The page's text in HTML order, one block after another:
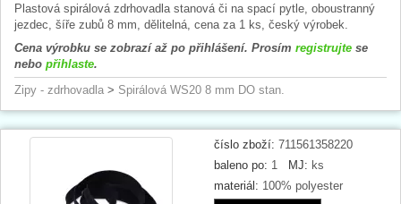
Plastová spirálová zdrhovadla stanová či na spací pytle, oboustranný
jezdec, šíře zubů 8 mm, dělitelná, cena za 1 ks, český výrobek.
Cena výrobku se zobrazí až po přihlášení. Prosím registrujte se
nebo přihlaste.
Zipy - zdrhovadla > Spirálová WS20 8 mm DO stan.
číslo zboží: 711561358220
baleno po: 1 MJ: ks
materiál: 100% polyester